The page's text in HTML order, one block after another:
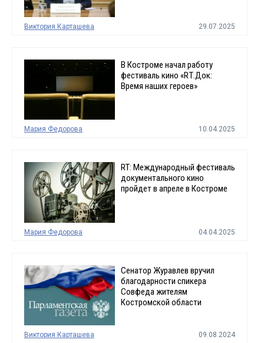
Виктория Карташева 29.07.2025
В Костроме начал работу
фестиваль кино «RТ.Док:
Время наших героев»
Мария Федорова 10.04.2025
RT: Международный фестиваль
документального кино
пройдет в апреле в Костроме
Мария Федорова 04.04.2025
Сенатор Журавлев вручил
благодарности спикера
Совфеда жителям
Костромской области
Виктория Карташева 09.08.2024